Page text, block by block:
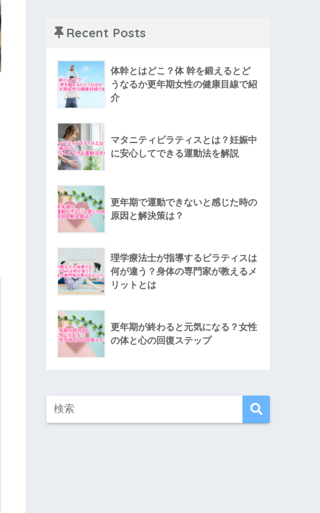
Recent Posts
体幹とはどこ？体 幹を鍛えるとど
うなるか更年期女性の健康目線で紹
介
マタニティピラティスとは？妊娠中
に安心してできる運動法を解説
更年期で運動できないと感じた時の
原因と解決策は？
理学療法士が指導するピラティスは
何が違う？身体の専門家が教えるメ
リットとは
更年期が終わると元気になる？女性
の体と心の回復ステップ